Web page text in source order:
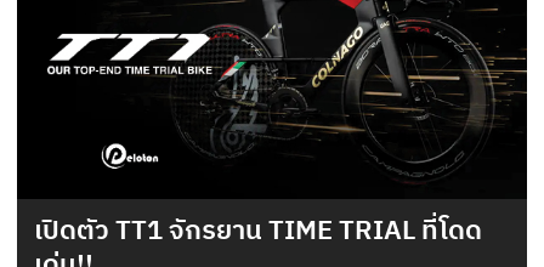
เปิดตัว TT1 จักรยาน TIME TRIAL ที่โดด